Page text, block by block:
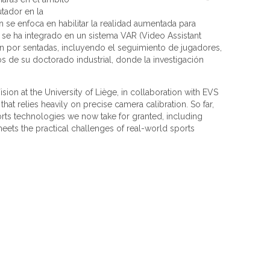
en la
enfoca en habilitar la realidad aumentada para
ha integrado en un sistema VAR (Video Assistant
por sentadas, incluyendo el seguimiento de jugadores,
de su doctorado industrial, donde la investigación
at the University of Liège, in collaboration with EVS
relies heavily on precise camera calibration. So far,
technologies we now take for granted, including
the practical challenges of real-world sports